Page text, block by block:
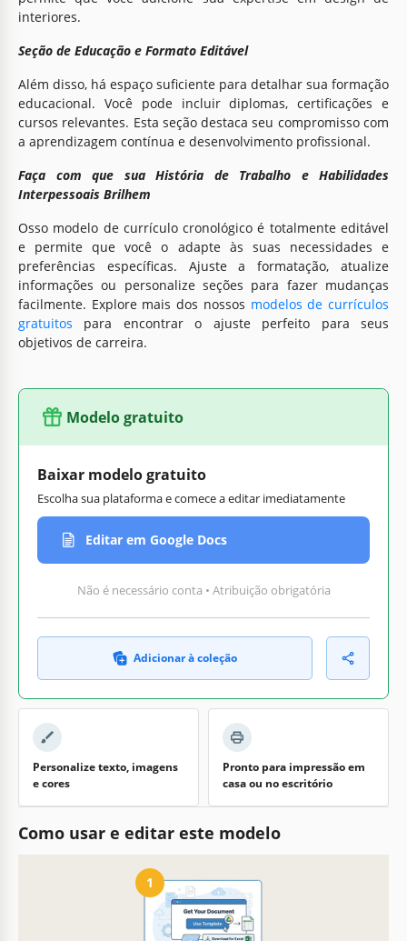
interiores.
Seção de Educação e Formato Editável
Além disso, há espaço suficiente para detalhar sua formação
educacional. Você pode incluir diplomas, certificações e
cursos relevantes. Esta seção destaca seu compromisso com
a aprendizagem contínua e desenvolvimento profissional.
Faça com que sua História de Trabalho e Habilidades
Interpessoais Brilhem
Osso modelo de currículo cronológico é totalmente editável
e permite que você o adapte às suas necessidades e
preferências específicas. Ajuste a formatação, atualize
informações ou personalize seções para fazer mudanças
facilmente. Explore mais dos nossos modelos de currículos
gratuitos para encontrar o ajuste perfeito para seus
objetivos de carreira.
Modelo gratuito
Baixar modelo gratuito
Escolha sua plataforma e comece a editar imediatamente
Editar em Google Docs
Não é necessário conta • Atribuição obrigatória
Adicionar à coleção
Personalize texto, imagens
e cores
Pronto para impressão em
casa ou no escritório
Como usar e editar este modelo
1